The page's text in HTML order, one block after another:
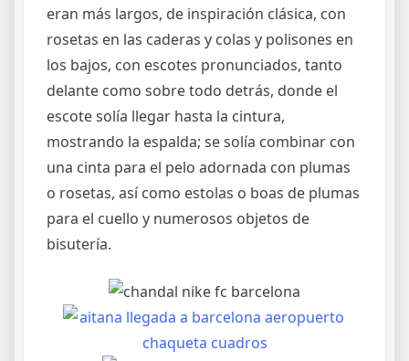
eran más largos, de inspiración clásica, con
rosetas en las caderas y colas y polisones en
los bajos, con escotes pronunciados, tanto
delante como sobre todo detrás, donde el
escote solía llegar hasta la cintura,
mostrando la espalda; se solía combinar con
una cinta para el pelo adornada con plumas
o rosetas, así como estolas o boas de plumas
para el cuello y numerosos objetos de
bisutería.